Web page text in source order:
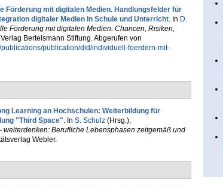
Förderung mit digitalen Medien. Handlungsfelder für
digitaler Medien in Schule und Unterricht. In D.
Förderung mit digitalen Medien. Chancen, Risiken,
Bertelsmann Stiftung. Abgerufen von
publication/did/individuell-foerdern-mit-
Learning an Hochschulen: Weiterbildung für
"Third Space". In S. Schulz(Hrsg.),
Berufliche Lebensphasen zeitgemäß und
Webler.